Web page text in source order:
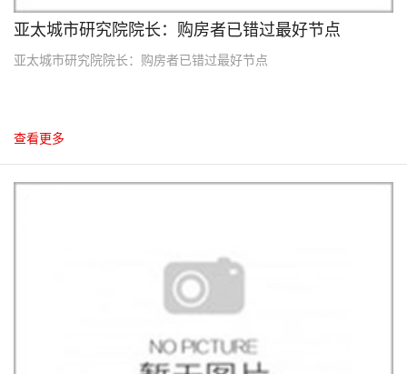
亚太城市研究院院长：购房者已错过最好节点
亚太城市研究院院长：购房者已错过最好节点
查看更多
10